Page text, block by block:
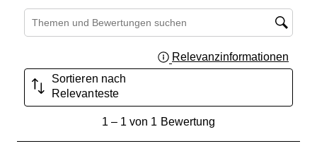
Suchthemen und Bewertungen Suchregion
Relevanzinformationen
Sortieren nach
Relevanteste
1– 1 von 1 Bewertung